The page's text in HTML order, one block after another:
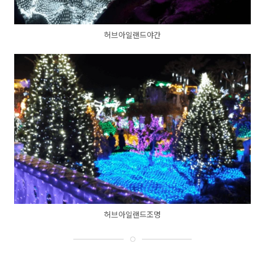
허브아일랜드야간
허브아일랜드조명